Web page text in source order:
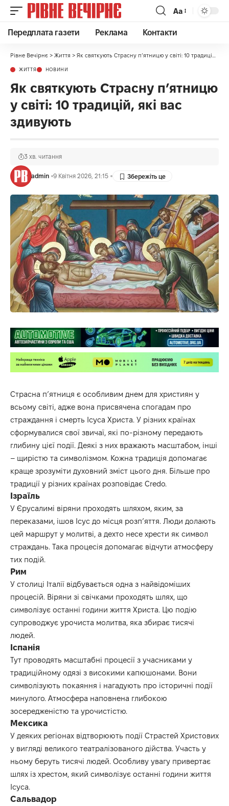
Аа
Передплата газети Реклама Контакти
Рівне Вечірнє > Життя > Як святкують Страсну п’ятницю у світі: 10 традицій, які вас здивують
ЖИТТЯ НОВИНИ
Як святкують Страсну п’ятницю
у світі: 10 традицій, які вас
здивують
admin 9 Квітня 2026, 21:15
3 хв. читання
Страсна п’ятниця є особливим днем для християн у
всьому світі, адже вона присвячена спогадам про
страждання і смерть Ісуса Христа. У різних країнах
сформувалися свої звичаї, які по-різному передають
глибину цієї події. Деякі з них вражають масштабом, інші
– щирістю та символізмом. Кожна традиція допомагає
краще зрозуміти духовний зміст цього дня. Більше про
традиції у різних країнах розповідає Credo.
Ізраїль
У Єрусалимі віряни проходять шляхом, яким, за
переказами, ішов Ісус до місця розп’яття. Люди долають
цей маршрут у молитві, а дехто несе хрести як символ
страждань. Така процесія допомагає відчути атмосферу
тих подій.
Рим
У столиці Італії відбувається одна з найвідоміших
процесій. Віряни зі свічками проходять шлях, що
символізує останні години життя Христа. Цю подію
супроводжує урочиста молитва, яка збирає тисячі
людей.
Іспанія
Тут проводять масштабні процесії з учасниками у
традиційному одязі з високими капюшонами. Вони
символізують покаяння і нагадують про історичні події
минулого. Атмосфера наповнена глибокою
зосередженістю та урочистістю.
Мексика
У деяких регіонах відтворюють події Страстей Христових
у вигляді великого театралізованого дійства. Участь у
ньому беруть тисячі людей. Особливу увагу привертає
шлях із хрестом, який символізує останні години життя
Ісуса.
Сальвадор